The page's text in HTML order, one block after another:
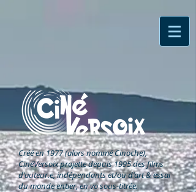
Créé en 1977 (alors nommé Cinoche),
CinéVersoixprojette depuis 1995 des films
d'auteur.e, indépendants et/ou d'art & essai
du monde entier, en vo sous-titrée.